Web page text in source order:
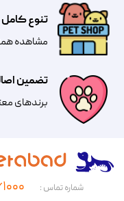
تضمین
​​برندهای
تنوع
مشاهده
شماره تماس :